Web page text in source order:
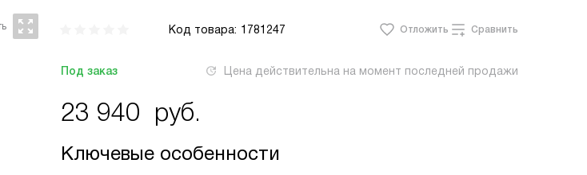
Код товара: 1781247 Отложить Сравнить
Под заказ Цена действительна на момент последней продажи
23 940 руб.
Ключевые особенности